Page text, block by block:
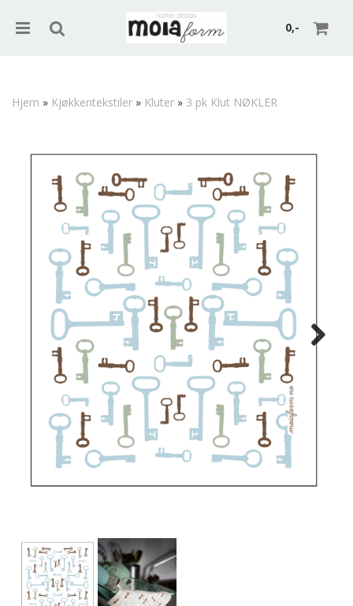
0,-
Hjem » Kjøkkentekstiler » Kluter » 3 pk Klut NØKLER
Trykk ENTER for å søke